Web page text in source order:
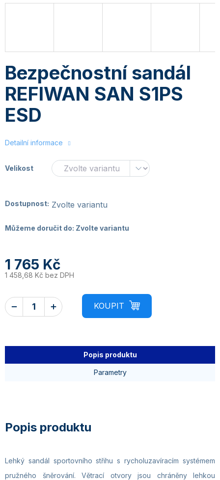
Bezpečnostní sandál
REFIWAN SAN S1PS
ESD
Detailní informace
Velikost
Dostupnost: Zvolte variantu
Můžeme doručit do: Zvolte variantu
1 765 Kč
1 458,68 Kč bez DPH
Popis produktu
Parametry
Lehký sandál sportovního střihu s rycholuzavíracím systémem
pružného šněrování. Větrací otvory jsou chráněny lehkou